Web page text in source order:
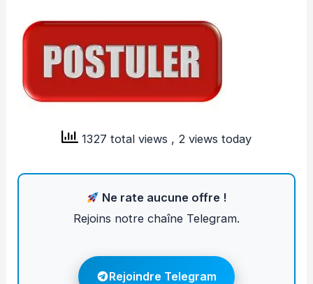
1327 total views , 2 views today
Ne rate aucune offre !
Rejoins notre chaîne Telegram.
Rejoindre Telegram